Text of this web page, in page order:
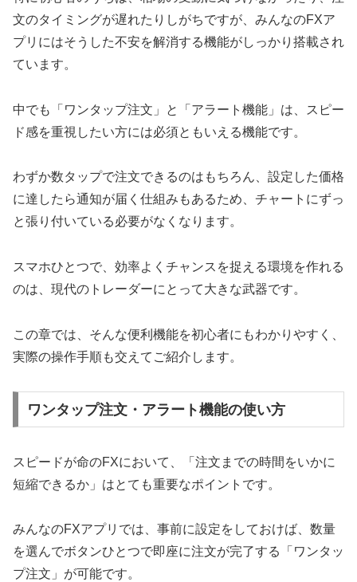
文のタイミングが遅れたりしがちですが、みんなのFXア
プリにはそうした不安を解消する機能がしっかり搭載され
ています。
中でも「ワンタップ注文」と「アラート機能」は、スピー
ド感を重視したい方には必須ともいえる機能です。
わずか数タップで注文できるのはもちろん、設定した価格
に達したら通知が届く仕組みもあるため、チャートにずっ
と張り付いている必要がなくなります。
スマホひとつで、効率よくチャンスを捉える環境を作れる
のは、現代のトレーダーにとって大きな武器です。
この章では、そんな便利機能を初心者にもわかりやすく、
実際の操作手順も交えてご紹介します。
ワンタップ注文・アラート機能の使い方
スピードが命のFXにおいて、「注文までの時間をいかに
短縮できるか」はとても重要なポイントです。
みんなのFXアプリでは、事前に設定をしておけば、数量
を選んでボタンひとつで即座に注文が完了する「ワンタッ
プ注文」が可能です。